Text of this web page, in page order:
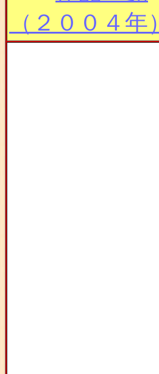
（２００４年）